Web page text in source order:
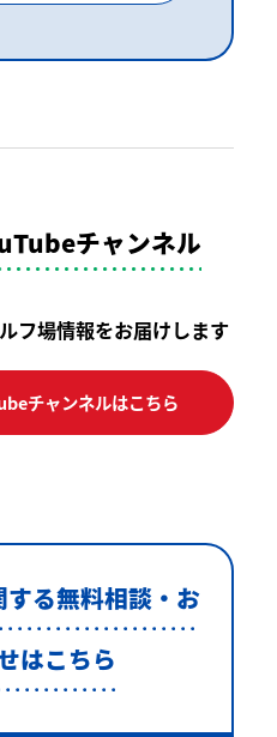
チャンネル
フ場情報をお届けします
チャンネルはこちら
る無料相談・お
はこちら